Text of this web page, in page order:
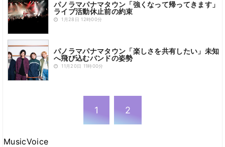
パノラマパナマタウン「強くなって帰ってきます」
ライブ活動休止前の約束
1月28日 12時00分
パノラマパナマタウン「楽しさを共有したい」未知
へ飛び込むバンドの姿勢
11月20日 11時00分
1 2
MusicVoice